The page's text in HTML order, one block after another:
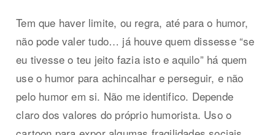
Tem que haver limite, ou regra, até para o humor,
não pode valer tudo… já houve quem dissesse “se
eu tivesse o teu jeito fazia isto e aquilo” há quem
use o humor para achincalhar e perseguir, e não
pelo humor em si. Não me identifico. Depende
claro dos valores do próprio humorista. Uso o